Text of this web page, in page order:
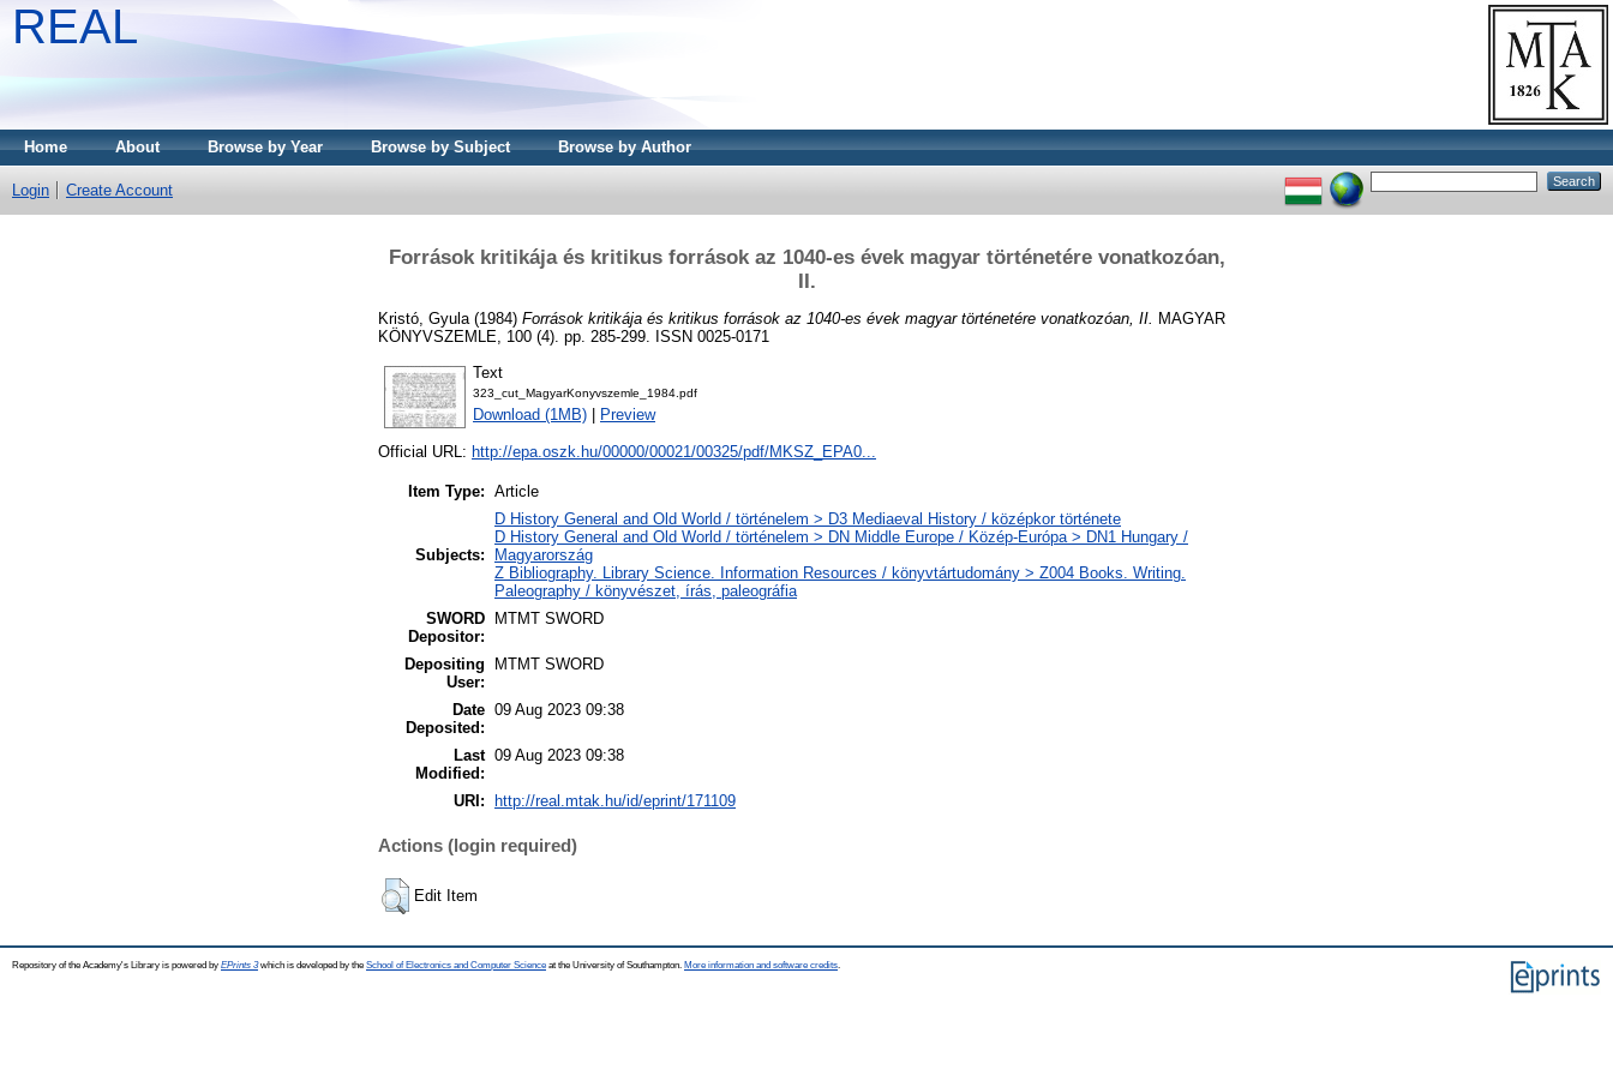
REAL
Home About Browse by Year Browse by Subject Browse by Author
Login Create Account
Források kritikája és kritikus források az 1040-es évek magyar történetére vonatkozóan,
II.
Kristó, Gyula (1984) Források kritikája és kritikus források az 1040-es évek magyar történetére vonatkozóan, II. MAGYAR
KÖNYVSZEMLE, 100 (4). pp. 285-299. ISSN 0025-0171
Text
323_cut_MagyarKonyvszemle_1984.pdf
Download (1MB) Preview
Official URL: http://epa.oszk.hu/00000/00021/00325/pdf/MKSZ_EPA0...
Item Type: Article
Subjects:
D History General and Old World / történelem > D3 Mediaeval History / középkor története
D History General and Old World / történelem > DN Middle Europe / Közép-Európa > DN1 Hungary /
Magyarország
Z Bibliography. Library Science. Information Resources / könyvtártudomány > Z004 Books. Writing.
Paleography / könyvészet, írás, paleográfia
SWORD
Depositor:
MTMT SWORD
Depositing
User:
MTMT SWORD
Date
Deposited:
09 Aug 2023 09:38
Last
Modified:
09 Aug 2023 09:38
URI: http://real.mtak.hu/id/eprint/171109
Actions (login required)
Edit Item
Repository of the Academy's Library is powered by EPrints 3which is developed by the School of Electronics and Computer Science at the University of Southampton. More information and software credits